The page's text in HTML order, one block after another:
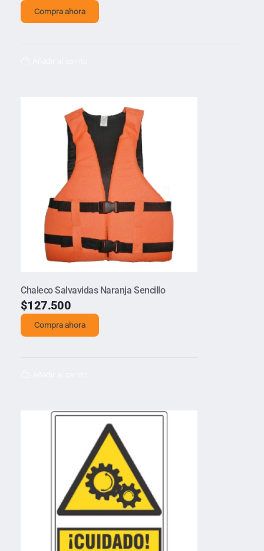
Compra ahora
Chaleco Salvavidas Naranja Sencillo
$127.500
Compra ahora